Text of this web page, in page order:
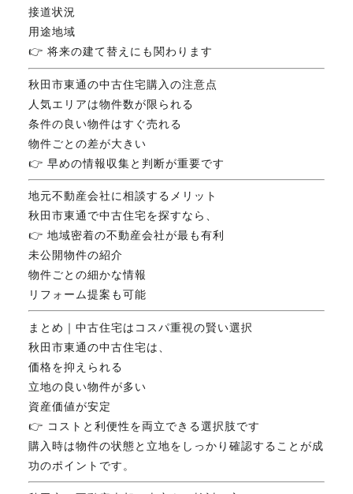
接道状況
用途地域
👉 将来の建て替えにも関わります
秋田市東通の中古住宅購入の注意点
人気エリアは物件数が限られる
条件の良い物件はすぐ売れる
物件ごとの差が大きい
👉 早めの情報収集と判断が重要です
地元不動産会社に相談するメリット
秋田市東通で中古住宅を探すなら、
👉 地域密着の不動産会社が最も有利
未公開物件の紹介
物件ごとの細かな情報
リフォーム提案も可能
まとめ｜中古住宅はコスパ重視の賢い選択
秋田市東通の中古住宅は、
価格を抑えられる
立地の良い物件が多い
資産価値が安定
👉 コストと利便性を両立できる選択肢です
購入時は物件の状態と立地をしっかり確認することが成
功のポイントです。